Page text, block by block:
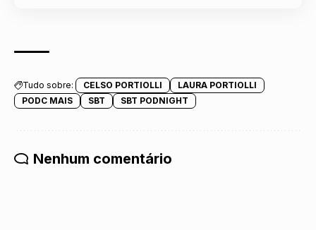
Tudo sobre: CELSO PORTIOLLI
LAURA PORTIOLLI
PODC MAIS
SBT SBT PODNIGHT
Nenhum comentário